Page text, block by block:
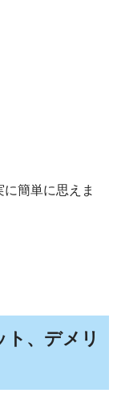
簡単に思えま
ト、デメリ